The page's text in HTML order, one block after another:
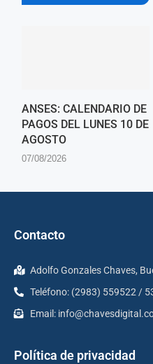
ANSES: CALENDARIO DE
PAGOS DEL LUNES 10 DE
AGOSTO
07/08/2026
Contacto
Adolfo Gonzales Chaves,
Teléfono: (2983) 559522 /
Email:
Política de privacidad